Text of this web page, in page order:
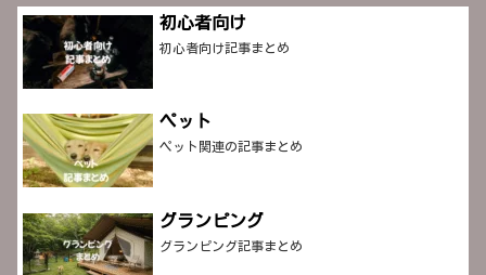
初心者向け
初心者向け記事まとめ
ペット
ペット関連の記事まとめ
グランピング
グランピング記事まとめ